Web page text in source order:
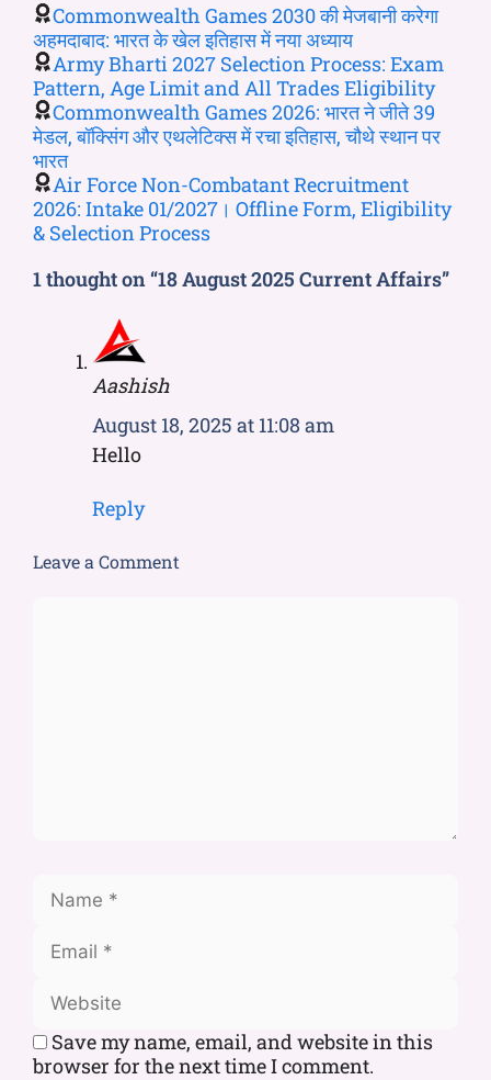
Commonwealth Games 2030 की मेजबानी करेगा
अहमदाबाद: भारत के खेल इतिहास में नया अध्याय
Army Bharti 2027 Selection Process: Exam
Pattern, Age Limit and All Trades Eligibility
Commonwealth Games 2026: भारत ने जीते 39
मेडल, बॉक्सिंग और एथलेटिक्स में रचा इतिहास, चौथे स्थान पर
भारत
Air Force Non-Combatant Recruitment
2026: Intake 01/2027। Offline Form, Eligibility
& Selection Process
1 thought on “18 August 2025 Current Affairs”
Aashish
August 18, 2025 at 11:08 am
Hello
Reply
Leave a Comment
Save my name, email, and website in this
browser for the next time I comment.